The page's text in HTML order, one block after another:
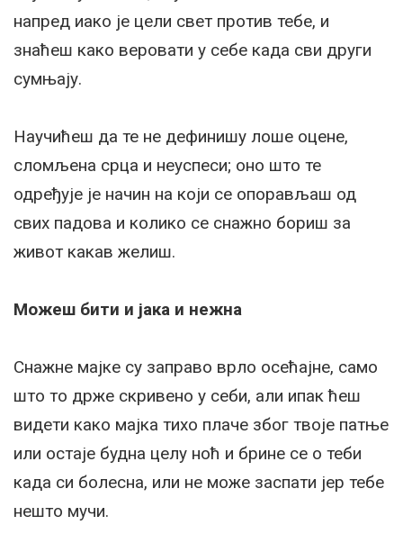
напред иако је цели свет против тебе, и
знаћеш како веровати у себе када сви други
сумњају.
Научићеш да те не дефинишу лоше оцене,
сломљена срца и неуспеси; оно што те
одређује је начин на који се опорављаш од
свих падова и колико се снажно бориш за
живот какав желиш.
Можеш бити и јака и нежна
Снажне мајке су заправо врло осећајне, само
што то држе скривено у себи, али ипак ћеш
видети како мајка тихо плаче због твоје патње
или остаје будна целу ноћ и брине се о теби
када си болесна, или не може заспати јер тебе
нешто мучи.